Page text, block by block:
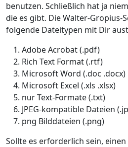
benutzen. Schließlich hat ja
die es gibt. Die Walter-Gropius-
folgende Dateitypen mit Dir
Adobe Acrobat (.pdf)
Rich Text Format (.rtf)
Microsoft Word (.doc .docx)
Microsoft Excel (.xls .xlsx)
nur Text-Formate (.txt)
JPEG-kompatible Dateien
png Bilddateien (.png)
Sollte es erforderlich sein,